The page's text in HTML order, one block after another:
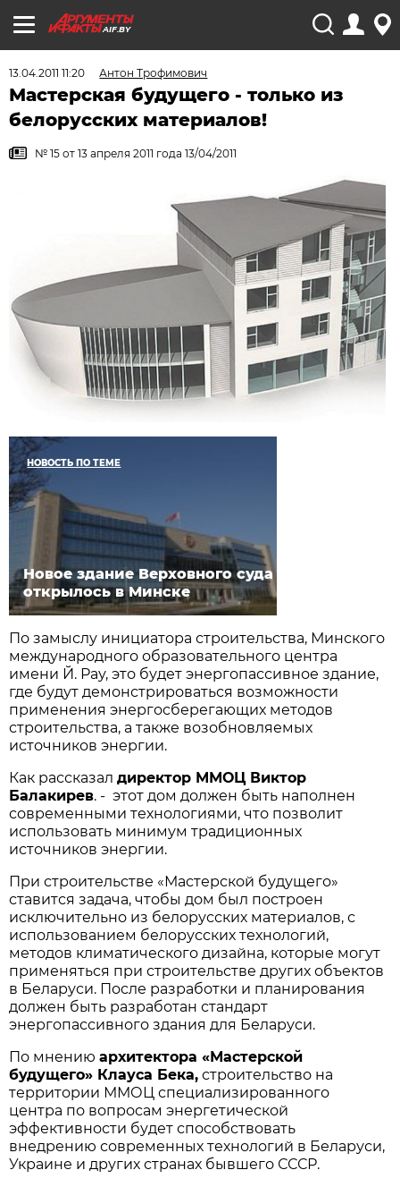
AIF.BY
13.04.2011 11:20 Антон Трофимович
Мастерская будущего - только из
белорусских материалов!
№ 15 от 13 апреля 2011 года 13/04/2011
НОВОСТЬ ПО ТЕМЕ
Новое здание Верховного суда
открылось в Минске
По замыслу инициатора строительства, Минского
международного образовательного центра
имени Й. Рау, это будет энергопассивное здание,
где будут демонстрироваться возможности
применения энергосберегающих методов
строительства, а также возобновляемых
источников энергии.
Как рассказалдиректор ММОЦ Виктор
Балакирев. - этот дом должен быть наполнен
современными технологиями, что позволит
использовать минимум традиционных
источников энергии.
При строительстве «Мастерской будущего»
ставится задача, чтобы дом был построен
исключительно из белорусских материалов, с
использованием белорусских технологий,
методов климатического дизайна, которые могут
применяться при строительстве других объектов
в Беларуси. После разработки и планирования
должен быть разработан стандарт
энергопассивного здания для Беларуси.
По мнениюархитектора «Мастерской
будущего» Клауса Бека, строительство на
территории ММОЦ специализированного
центра по вопросам энергетической
эффективности будет способствовать
внедрению современных технологий в Беларуси,
Украине и других странах бывшего СССР.